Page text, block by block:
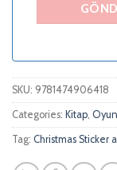
SKU: 9781474906418
Categories: Kitap
Tag: Christmas Sticker